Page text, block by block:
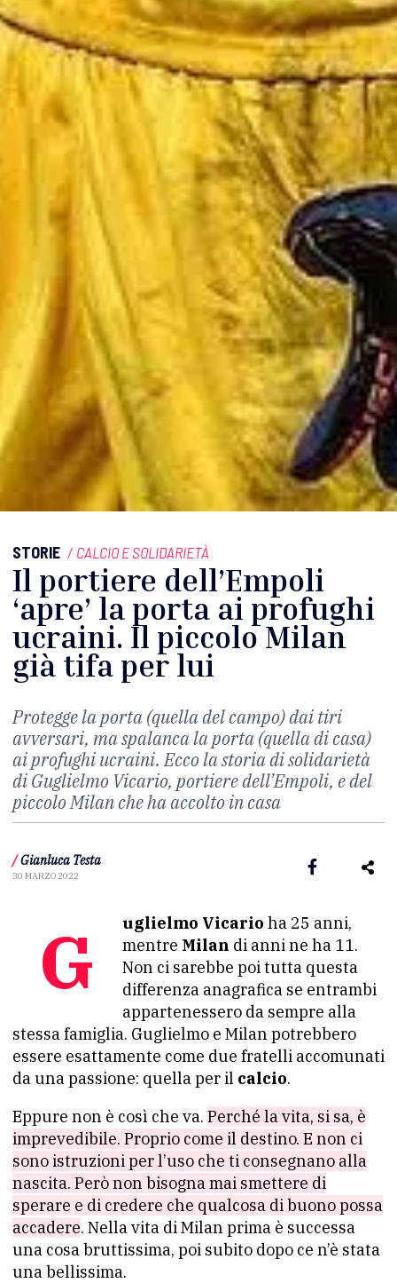
STORIE / CALCIO E SOLIDARIETÀ
Il portiere dell’Empoli
‘apre’ la porta ai profughi
ucraini. Il piccolo Milan
già tifa per lui
Protegge la porta (quella del campo) dai tiri
avversari, ma spalanca la porta (quella di casa)
ai profughi ucraini. Ecco la storia di solidarietà
di Guglielmo Vicario, portiere dell’Empoli, e del
piccolo Milan che ha accolto in casa
/ Gianluca Testa
30 MARZO 2022
Guglielmo Vicario ha 25 anni,
mentre Milan di anni ne ha 11.
Non ci sarebbe poi tutta questa
differenza anagrafica se entrambi
appartenessero da sempre alla
stessa famiglia. Guglielmo e Milan potrebbero
essere esattamente come due fratelli accomunati
da una passione: quella per il calcio.
Eppure non è così che va. Perché la vita, si sa, è
imprevedibile. Proprio come il destino. E non ci
sono istruzioni per l’uso che ti consegnano alla
nascita. Però non bisogna mai smettere di
sperare e di credere che qualcosa di buono possa
accadere. Nella vita di Milan prima è successa
una cosa bruttissima, poi subito dopo ce n’è stata
una bellissima.